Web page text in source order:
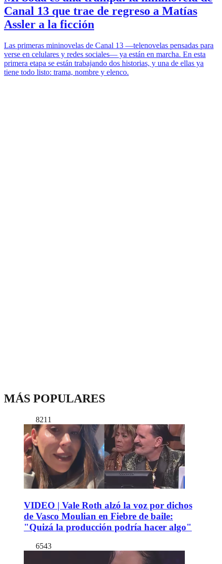
Canal 13 que trae de regreso a Matías
Assler a la ficción
Las primeras mininovelas de Canal 13 —telenovelas pensadas para
verse en celulares y redes sociales— ya están en marcha. En esta
primera etapa se están trabajando dos historias, y una de ellas ya
tiene todo listo: trama, nombre y elenco.
MÁS POPULARES
8211
VIDEO | Vale Roth alzó la voz por dichos
de Vasco Moulian en Fiebre de baile:
"Quizá la producción podría hacer algo"
6543